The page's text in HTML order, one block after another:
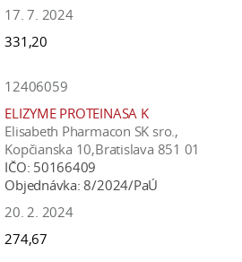
17. 7. 2024
331,20
12406059
ELIZYME PROTEINASA K
Elisabeth Pharmacon SK sro.,
Kopčianska 10,Bratislava 851 01
IČO: 50166409
Objednávka: 8/2024/PaÚ
20. 2. 2024
274,67